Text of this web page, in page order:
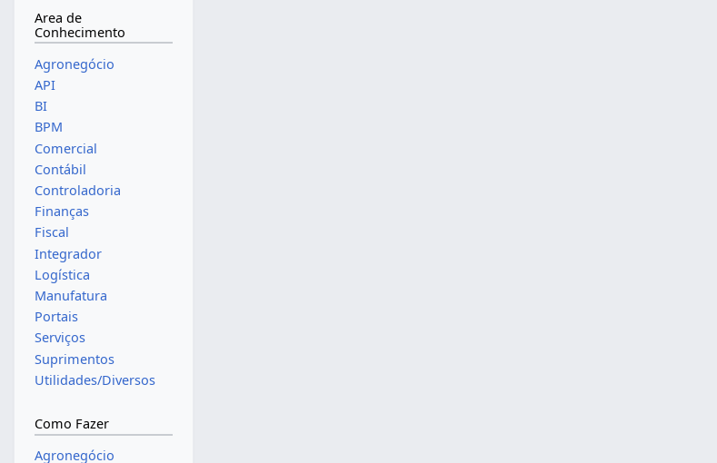
Area de
Conhecimento
Agronegócio
API
BI
BPM
Comercial
Contábil
Controladoria
Finanças
Fiscal
Integrador
Logística
Manufatura
Portais
Serviços
Suprimentos
Utilidades/Diversos
Como Fazer
Agronegócio